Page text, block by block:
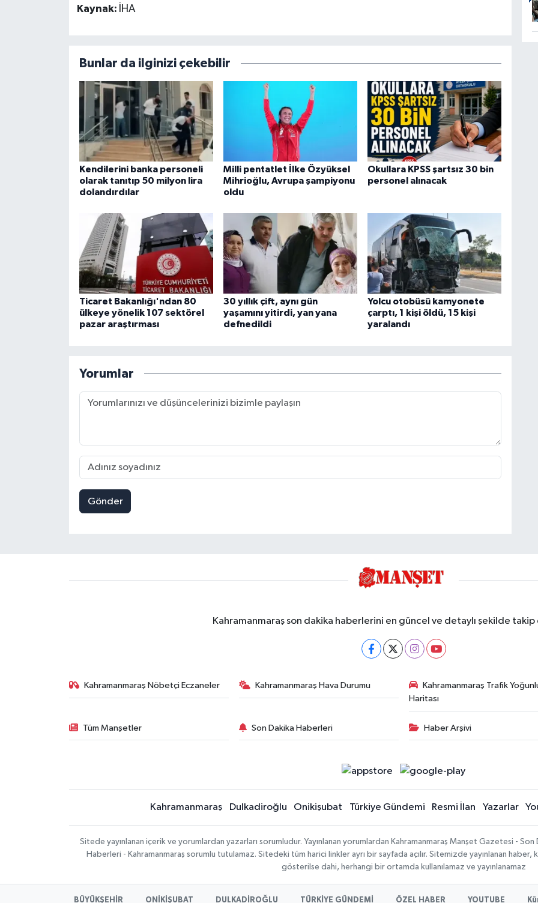
Kaynak: İHA
Bunlar da ilginizi çekebilir
Kendilerini banka personeli
olarak tanıtıp 50 milyon lira
dolandırdılar
Milli pentatlet İlke Özyüksel
Mihrioğlu, Avrupa şampiyonu
oldu
Okullara KPSS şartsız 30 bin
personel alınacak
Ticaret Bakanlığı'ndan 80
ülkeye yönelik 107 sektörel
pazar araştırması
30 yıllık çift, aynı gün
yaşamını yitirdi, yan yana
defnedildi
Yolcu otobüsü kamyonete
çarptı, 1 kişi öldü, 15 kişi
yaralandı
Yorumlar
Gönder
Kahramanmaraş son dakika haberlerini en güncel ve detaylı şekilde
Kahramanmaraş Nöbetçi Eczaneler Kahramanmaraş Hava Durumu
Kahramanmaraş Trafik
Haritası
Tüm Manşetler Son Dakika Haberleri Haber Arşivi
Kahramanmaraş Dulkadiroğlu Onikişubat Türkiye Gündemi Resmi İlan Yazarlar
Sitede yayınlanan içerik ve yorumlardan yazarları sorumludur. Yayınlanan yorumlardan Kahramanmaraş Manşet Gazetesi -
Haberleri - Kahramanmaraş sorumlu tutulamaz. Sitedeki tüm harici linkler ayrı bir sayfada açılır. Sitemizde yayınlanan haber,
gösterilse dahi, herhangi bir ortamda kullanılamaz ve yayınlanamaz
BÜYÜKŞEHİR ONİKİŞUBAT DULKADİROĞLU TÜRKİYE GÜNDEMİ ÖZEL HABER YOUTUBE